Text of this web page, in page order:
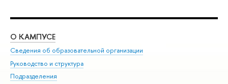
О КАМПУСЕ
Сведения об образовательной организации
Руководство и структура
Подразделения